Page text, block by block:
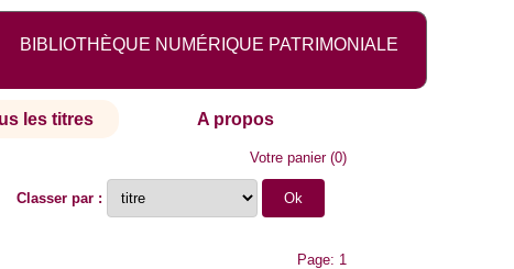
BIBLIOTHÈQUE NUMÉRIQUE PATRIMONIALE
les titres A propos
Votre panier(0)
Classer par :
Page: 1